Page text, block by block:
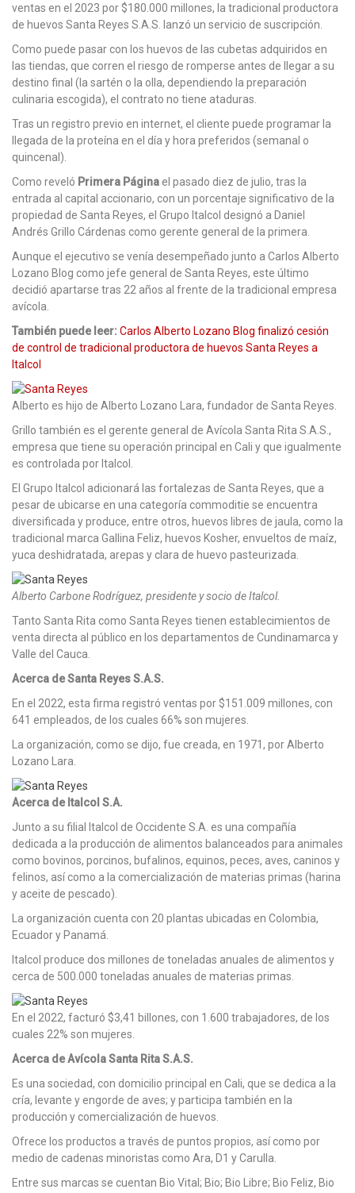
ventas en el 2023 por $180.000 millones, la tradicional productora
de huevos Santa Reyes S.A.S. lanzó un servicio de suscripción.
Como puede pasar con los huevos de las cubetas adquiridos en
las tiendas, que corren el riesgo de romperse antes de llegar a su
destino final (la sartén o la olla, dependiendo la preparación
culinaria escogida), el contrato no tiene ataduras.
Tras un registro previo en internet, el cliente puede programar la
llegada de la proteína en el día y hora preferidos (semanal o
quincenal).
Como reveló Primera Páginael pasado diez de julio, tras la
entrada al capital accionario, con un porcentaje significativo de la
propiedad de Santa Reyes, el Grupo Italcol designó a Daniel
Andrés Grillo Cárdenas como gerente general de la primera.
Aunque el ejecutivo se venía desempeñado junto a Carlos Alberto
Lozano Blog como jefe general de Santa Reyes, este último
decidió apartarse tras 22 años al frente de la tradicional empresa
avícola.
También puede leer: Carlos Alberto Lozano Blog finalizó cesión
de control de tradicional productora de huevos Santa Reyes a
Italcol
Alberto es hijo de Alberto Lozano Lara, fundador de Santa Reyes.
Grillo también es el gerente general de Avícola Santa Rita S.A.S.,
empresa que tiene su operación principal en Cali y que igualmente
es controlada por Italcol.
El Grupo Italcol adicionará las fortalezas de Santa Reyes, que a
pesar de ubicarse en una categoría commoditie se encuentra
diversificada y produce, entre otros, huevos libres de jaula, como la
tradicional marca Gallina Feliz, huevos Kosher, envueltos de maíz,
yuca deshidratada, arepas y clara de huevo pasteurizada.
Alberto Carbone Rodríguez, presidente y socio de Italcol.
Tanto Santa Rita como Santa Reyes tienen establecimientos de
venta directa al público en los departamentos de Cundinamarca y
Valle del Cauca.
Acerca de Santa Reyes S.A.S.
En el 2022, esta firma registró ventas por $151.009 millones, con
641 empleados, de los cuales 66% son mujeres.
La organización, como se dijo, fue creada, en 1971, por Alberto
Lozano Lara.
Acerca de Italcol S.A.
Junto a su filial Italcol de Occidente S.A. es una compañía
dedicada a la producción de alimentos balanceados para animales
como bovinos, porcinos, bufalinos, equinos, peces, aves, caninos y
felinos, así como a la comercialización de materias primas (harina
y aceite de pescado).
La organización cuenta con 20 plantas ubicadas en Colombia,
Ecuador y Panamá.
Italcol produce dos millones de toneladas anuales de alimentos y
cerca de 500.000 toneladas anuales de materias primas.
En el 2022, facturó $3,41 billones, con 1.600 trabajadores, de los
cuales 22% son mujeres.
Acerca de Avícola Santa Rita S.A.S.
Es una sociedad, con domicilio principal en Cali, que se dedica a la
cría, levante y engorde de aves; y participa también en la
producción y comercialización de huevos.
Ofrece los productos a través de puntos propios, así como por
medio de cadenas minoristas como Ara, D1 y Carulla.
Entre sus marcas se cuentan Bio Vital; Bio; Bio Libre; Bio Feliz, Bio